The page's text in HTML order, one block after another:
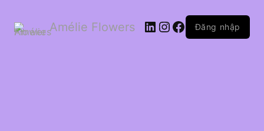
Amélie Flowers LinkedIn
Instagram
Facebook
Đăng nhập